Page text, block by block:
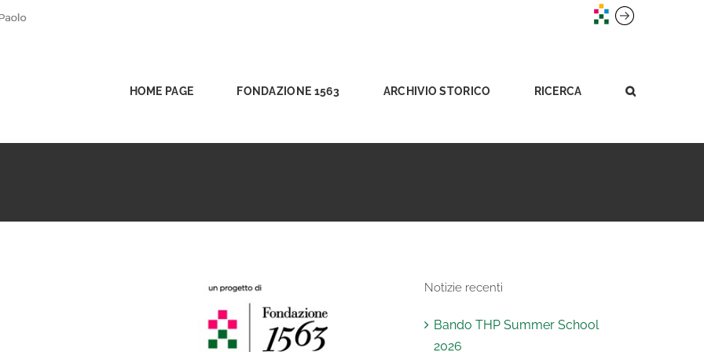
HOME PAGE FONDAZIONE 1563 ARCHIVIO STORICO RICERCA
Notizie recenti
Bando THP Summer School
2026